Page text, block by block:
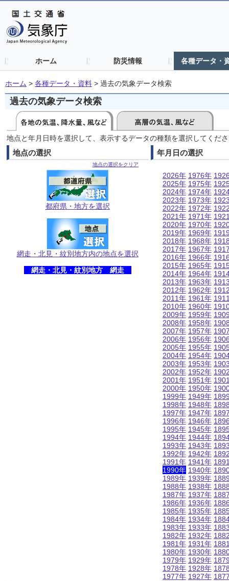
ホーム 防災情報 各種データ・
ホーム > 各種データ・資料 > 過去の気象データ検索
過去の気象データ検索
地点と年月日時を選択して、表示するデータの種類を選択してくだ
地点の選択
地点の選択をクリア
都府県・地方を選択
網走・北見・紋別地方内の地点を選択
網走・北見・紋別地方 網走
年月日の選択
2026年
2025年
2024年
2023年
2022年
2021年
2020年
2019年
2018年
2017年
2016年
2015年
2014年
2013年
2012年
2011年
2010年
2009年
2008年
2007年
2006年
2005年
2004年
2003年
2002年
2001年
2000年
1999年
1998年
1997年
1996年
1995年
1994年
1993年
1992年
1991年
1990年
1989年
1988年
1987年
1986年
1985年
1984年
1983年
1982年
1981年
1980年
1979年
1978年
1977年
1976年
1975年
1974年
1973年
1972年
1971年
1970年
1969年
1968年
1967年
1966年
1965年
1964年
1963年
1962年
1961年
1960年
1959年
1958年
1957年
1956年
1955年
1954年
1953年
1952年
1951年
1950年
1949年
1948年
1947年
1946年
1945年
1944年
1943年
1942年
1941年
1940年
1939年
1938年
1937年
1936年
1935年
1934年
1933年
1932年
1931年
1930年
1929年
1928年
1927年